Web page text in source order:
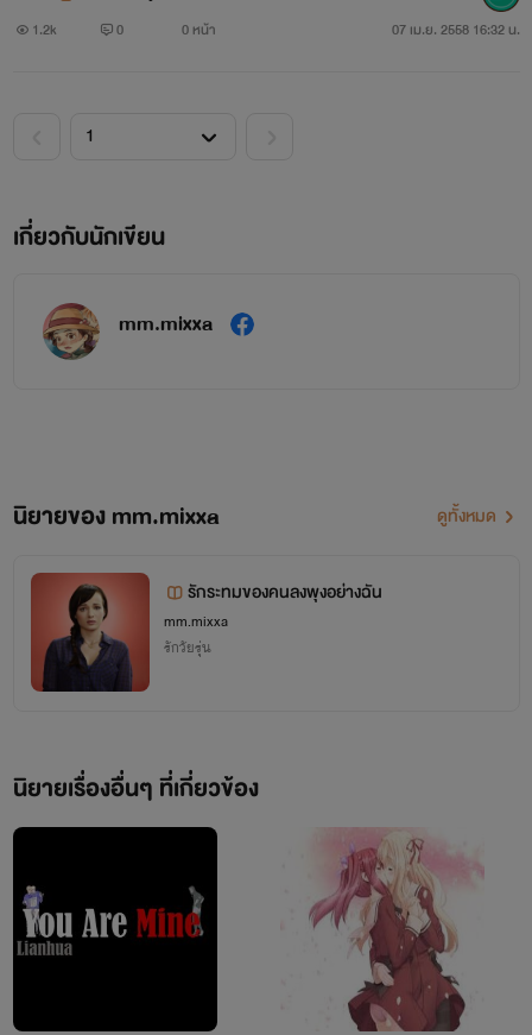
1.2k 0 0 หน้า 07 เม.ย. 2558 16:32 น.
เกี่ยวกับนักเขียน
mm.mixxa
นิยายของ mm.mixxa ดูทั้งหมด
รักระทมของคนลงพุงอย่างฉัน
mm.mixxa
รักวัยรุ่น
นิยายเรื่องอื่นๆ ที่เกี่ยวข้อง